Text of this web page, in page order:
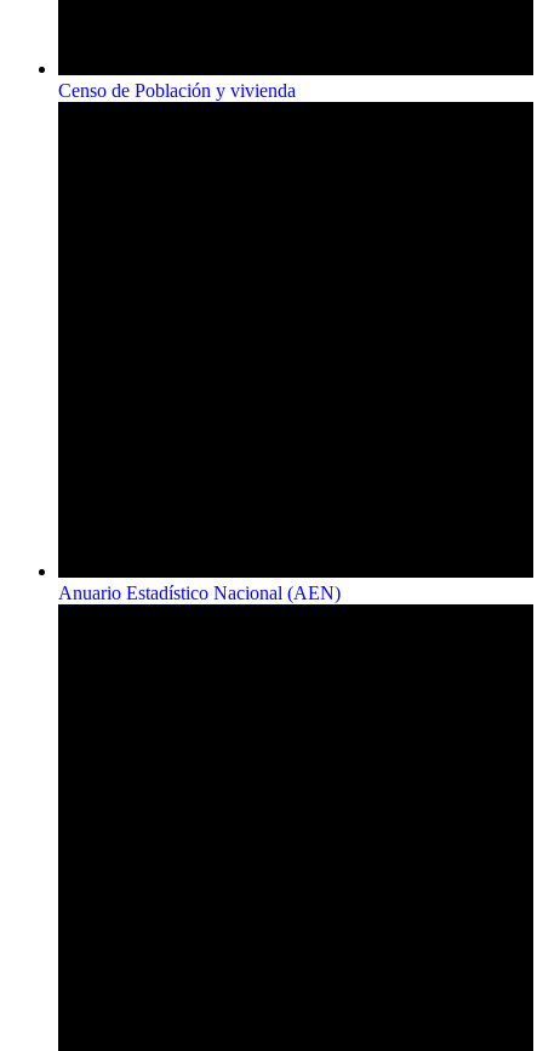
Censo de Población y vivienda
Anuario Estadístico Nacional (AEN)​